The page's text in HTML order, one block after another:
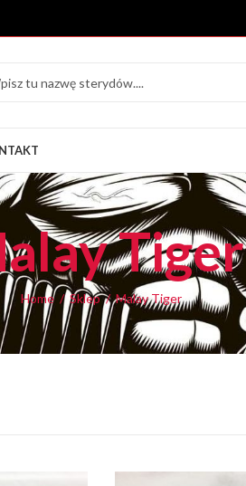
Tiger
Home Sklep Malay Tiger